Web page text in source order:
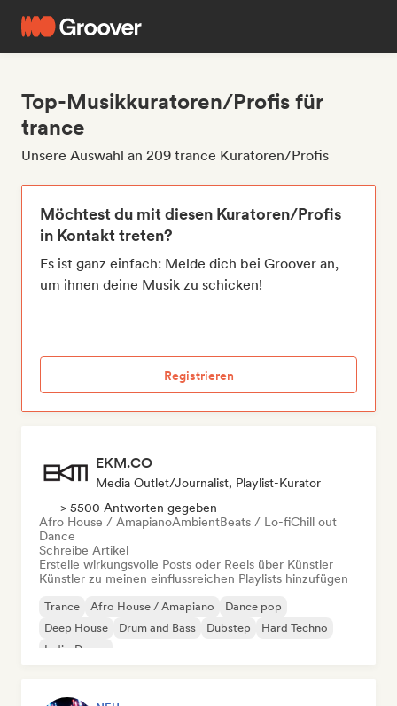
Top-Musikkuratoren/Profis für
trance
Unsere Auswahl an 209 trance Kuratoren/Profis
Möchtest du mit diesen Kuratoren/Profis
in Kontakt treten?
Es ist ganz einfach: Melde dich bei Groover an,
um ihnen deine Musik zu schicken!
Registrieren
EKM.CO
Media Outlet/Journalist, Playlist-Kurator
> 5500 Antworten gegeben
Afro House / AmapianoAmbientBeats / Lo-fiChill out
Dance
Schreibe Artikel
Erstelle wirkungsvolle Posts oder Reels über Künstler
Künstler zu meinen einflussreichen Playlists hinzufügen
Trance Afro House / Amapiano
Dance pop
Deep House
Drum and Bass Dubstep
Hard Techno
Indie-Dance